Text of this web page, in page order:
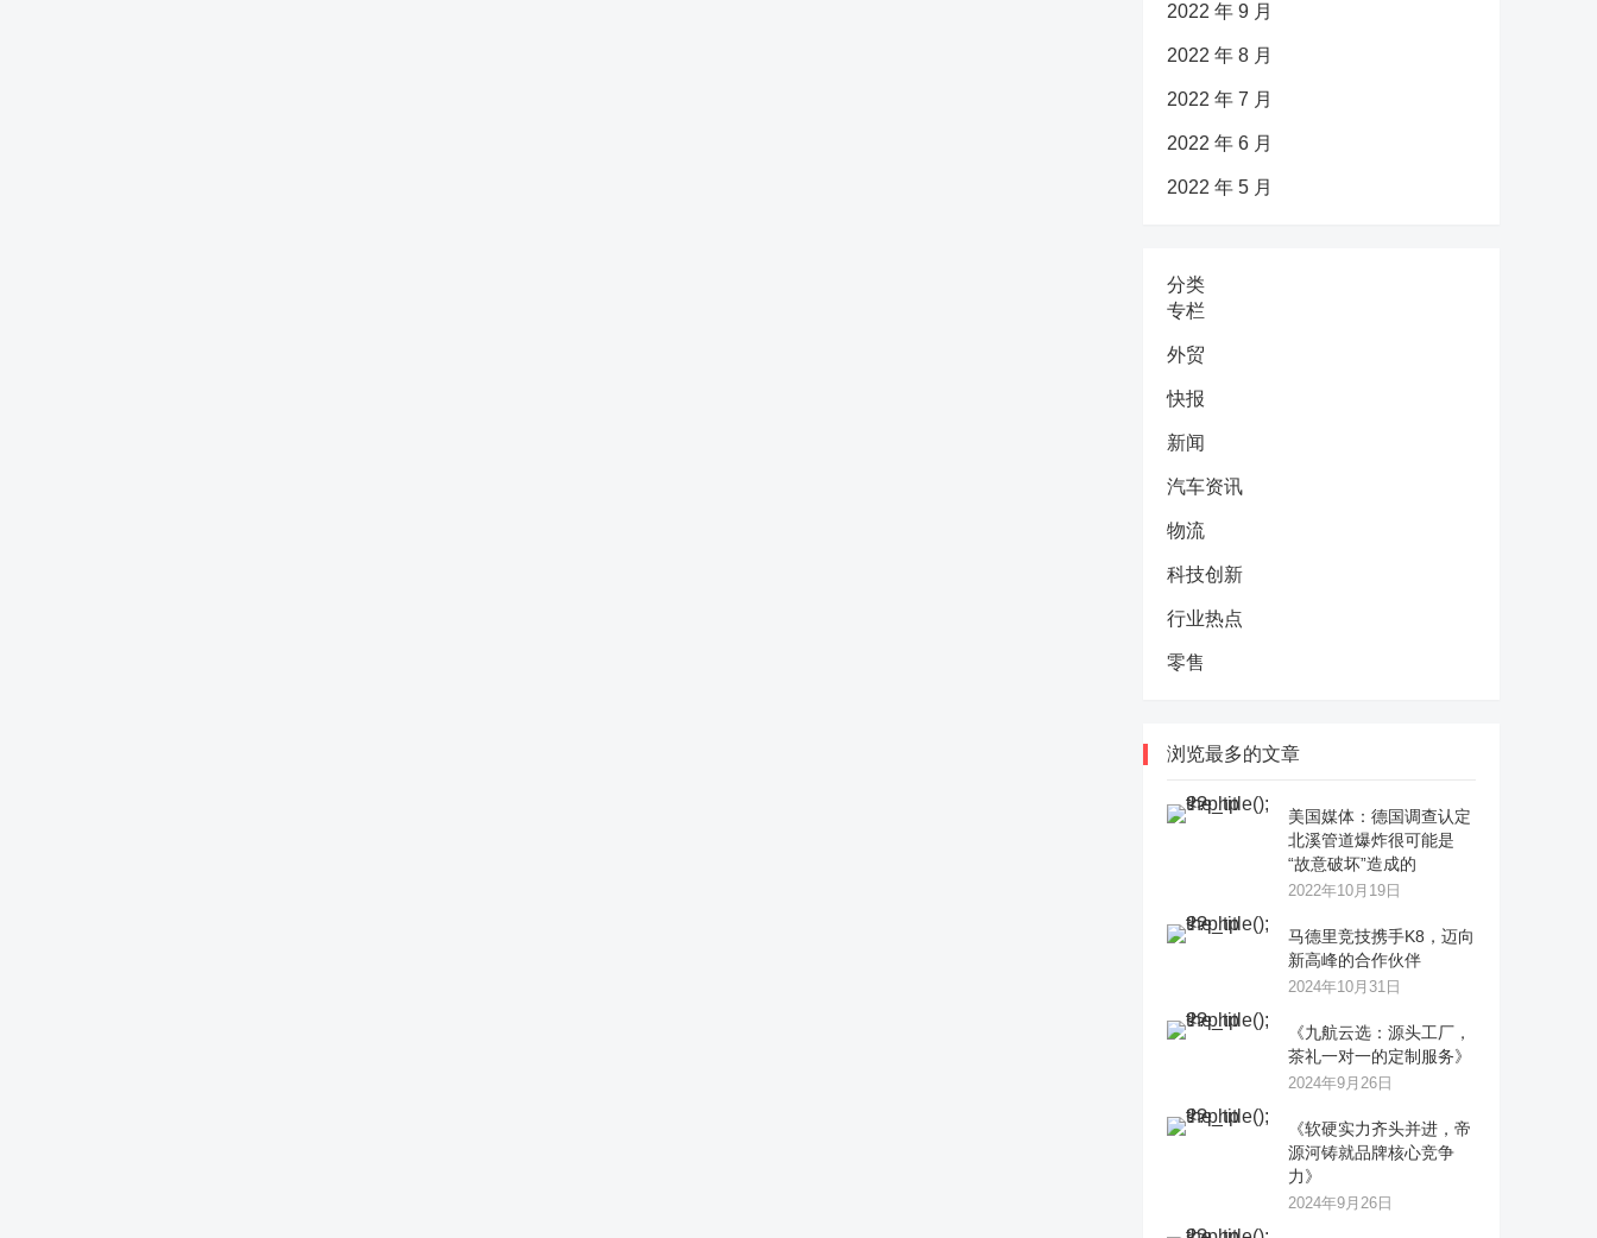
2022 年 9 月
2022 年 8 月
2022 年 7 月
2022 年 6 月
2022 年 5 月
分类
专栏
外贸
快报
新闻
汽车资讯
物流
科技创新
行业热点
零售
浏览最多的文章
美国媒体：德国调查认定
北溪管道爆炸很可能是
“故意破坏”造成的
2022年10月19日
马德里竞技携手K8，迈向
新高峰的合作伙伴
2024年10月31日
《九航云选：源头工厂，
茶礼一对一的定制服务》
2024年9月26日
《软硬实力齐头并进，帝
源河铸就品牌核心竞争
力》
2024年9月26日